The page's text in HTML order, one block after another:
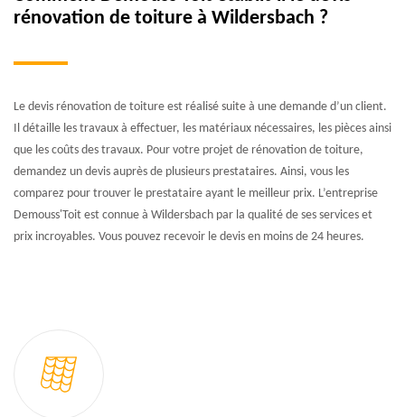
rénovation de toiture à Wildersbach ?
Le devis rénovation de toiture est réalisé suite à une demande d’un client.
Il détaille les travaux à effectuer, les matériaux nécessaires, les pièces ainsi
que les coûts des travaux. Pour votre projet de rénovation de toiture,
demandez un devis auprès de plusieurs prestataires. Ainsi, vous les
comparez pour trouver le prestataire ayant le meilleur prix. L’entreprise
Demouss'Toit est connue à Wildersbach par la qualité de ses services et
prix incroyables. Vous pouvez recevoir le devis en moins de 24 heures.